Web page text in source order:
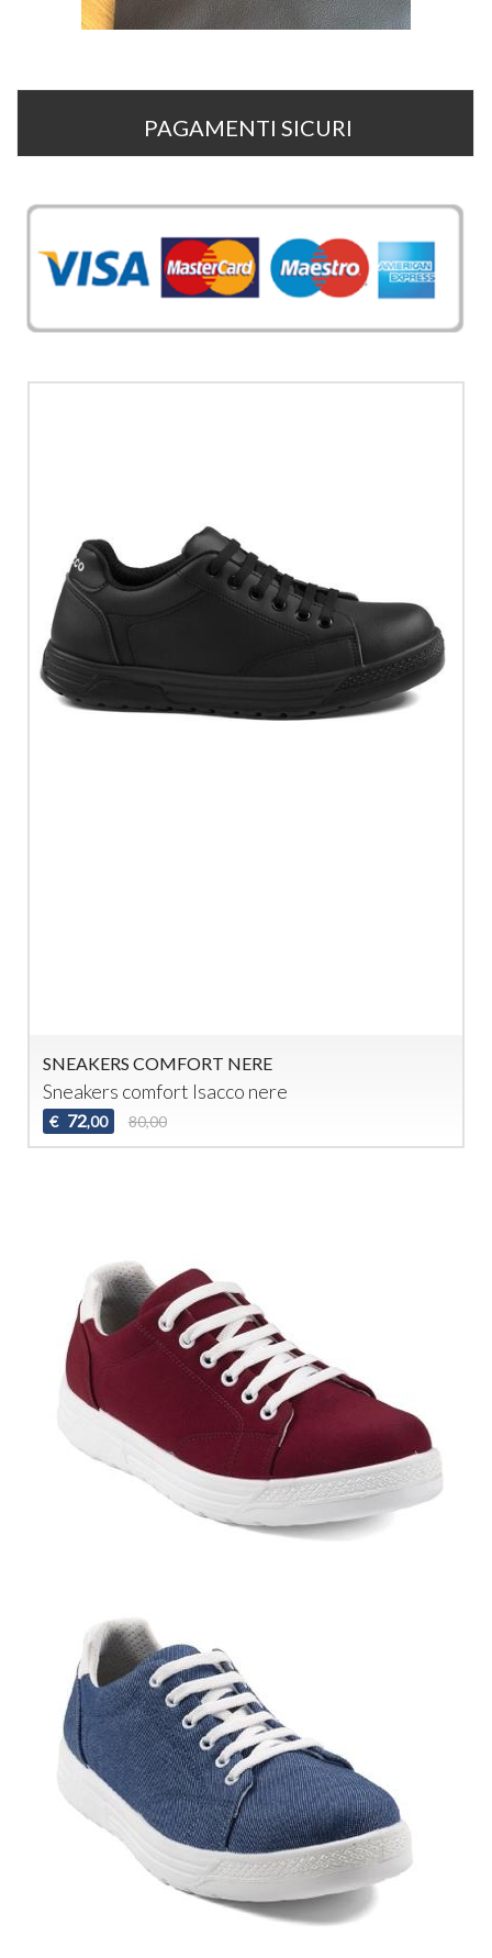
PAGAMENTI SICURI
SNEAKERS COMFORT NERE
Sneakers comfort Isacco nere
€ 72,00 80,00